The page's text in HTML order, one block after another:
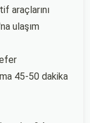
araçlarını
ulaşım
45-50 dakika